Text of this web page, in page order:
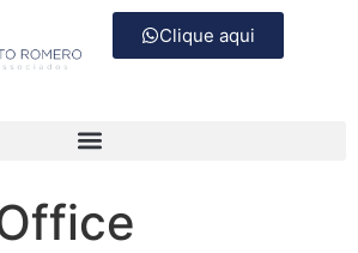
Clique aqui